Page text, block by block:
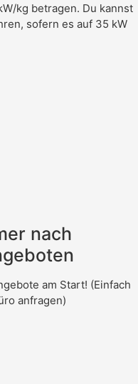
kg betragen. Du kannst
sofern es auf 35 kW
nach
am Start! (Einfach
anfragen)